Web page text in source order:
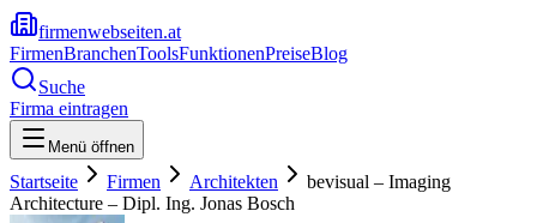
firmenwebseiten.at
FirmenBranchenToolsFunktionenPreiseBlog
Suche
Firma eintragen
Menü öffnen
Startseite Firmen Architekten
bevisual – Imaging
Architecture – Dipl. Ing. Jonas Bosch